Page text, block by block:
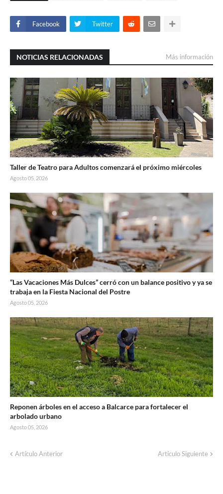
Facebook Twitter
NOTICIAS RELACIONADAS Más información
Taller de Teatro para Adultos comenzará el próximo miércoles
Agosto 05, 2026
“Las Vacaciones Más Dulces” cerró con un balance positivo y ya se
trabaja en la Fiesta Nacional del Postre
Agosto 05, 2026
Reponen árboles en el acceso a Balcarce para fortalecer el
arbolado urbano
Agosto 05, 2026
Artículo Anterior Artículo Siguiente